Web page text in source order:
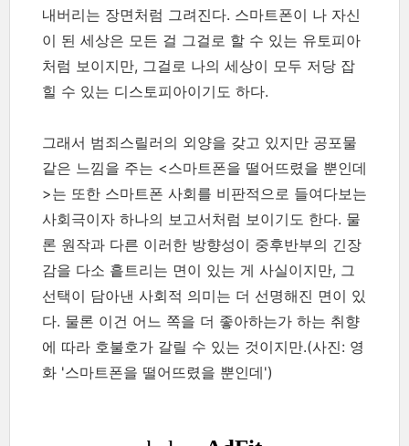
내버리는 장면처럼 그려진다. 스마트폰이 나 자신
이 된 세상은 모든 걸 그걸로 할 수 있는 유토피아
처럼 보이지만, 그걸로 나의 세상이 모두 저당 잡
힐 수 있는 디스토피아이기도 하다.
그래서 범죄스릴러의 외양을 갖고 있지만 공포물
같은 느낌을 주는 <스마트폰을 떨어뜨렸을 뿐인데
>는 또한 스마트폰 사회를 비판적으로 들여다보는
사회극이자 하나의 보고서처럼 보이기도 한다. 물
론 원작과 다른 이러한 방향성이 중후반부의 긴장
감을 다소 흩트리는 면이 있는 게 사실이지만, 그
선택이 담아낸 사회적 의미는 더 선명해진 면이 있
다. 물론 이건 어느 쪽을 더 좋아하는가 하는 취향
에 따라 호불호가 갈릴 수 있는 것이지만.(사진: 영
화 '스마트폰을 떨어뜨렸을 뿐인데')